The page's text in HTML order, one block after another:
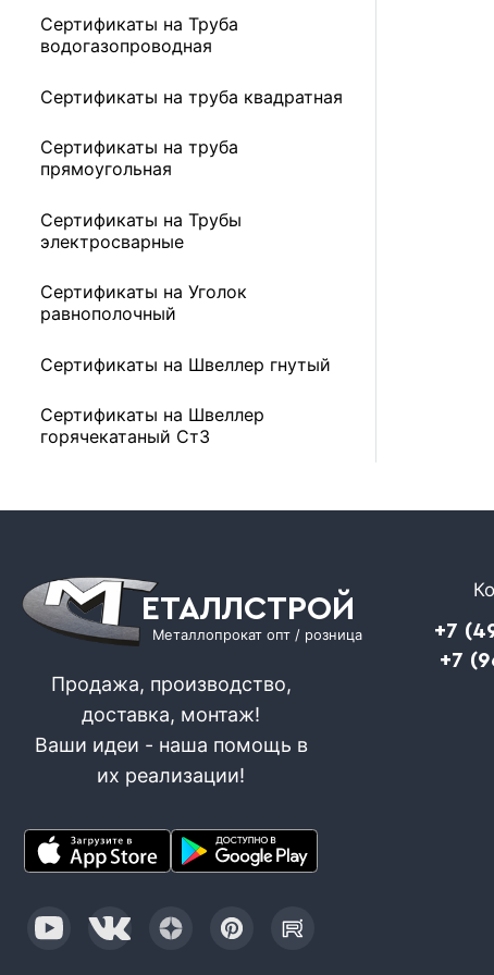
Сертификаты на Труба
водогазопроводная
Сертификаты на труба квадратная
Сертификаты на труба
прямоугольная
Сертификаты на Трубы
электросварные
Сертификаты на Уголок
равнополочный
Сертификаты на Швеллер гнутый
Сертификаты на Швеллер
горячекатаный Ст3
ЕТАЛЛСТРОЙ
Металлопрокат опт / розница
Продажа, производство,
доставка, монтаж!
Ваши идеи - наша помощь в
их реализации!
+7
+7